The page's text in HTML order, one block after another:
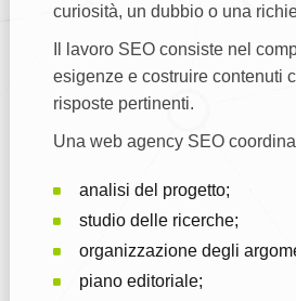
curiosità, un dubbio o una
Il lavoro SEO consiste nel
esigenze e costruire contenuti
risposte pertinenti.
Una web agency SEO
analisi del progetto;
studio delle ricerche;
organizzazione degli
piano editoriale;